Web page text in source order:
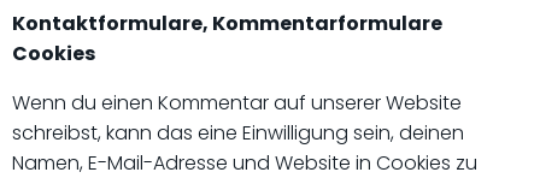
Kontaktformulare, Kommentarformulare
Cookies
Wenn du einen Kommentar auf unserer Website
schreibst, kann das eine Einwilligung sein, deinen
Namen, E-Mail-Adresse und Website in Cookies zu